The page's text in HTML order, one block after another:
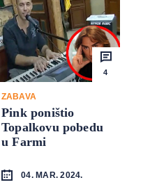
4
ZABAVA
Pink poništio
Topalkovu pobedu
u Farmi
04. MAR. 2024.